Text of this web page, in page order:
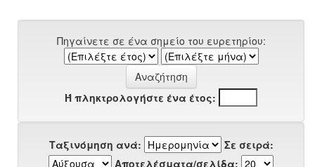
Πηγαίνετε σε ένα σημείο του ευρετηρίου:
Ή πληκτρολογήστε ένα έτος:
Ταξινόμηση ανά:
Σε σειρά:
Αποτελέσματα/σελίδα: